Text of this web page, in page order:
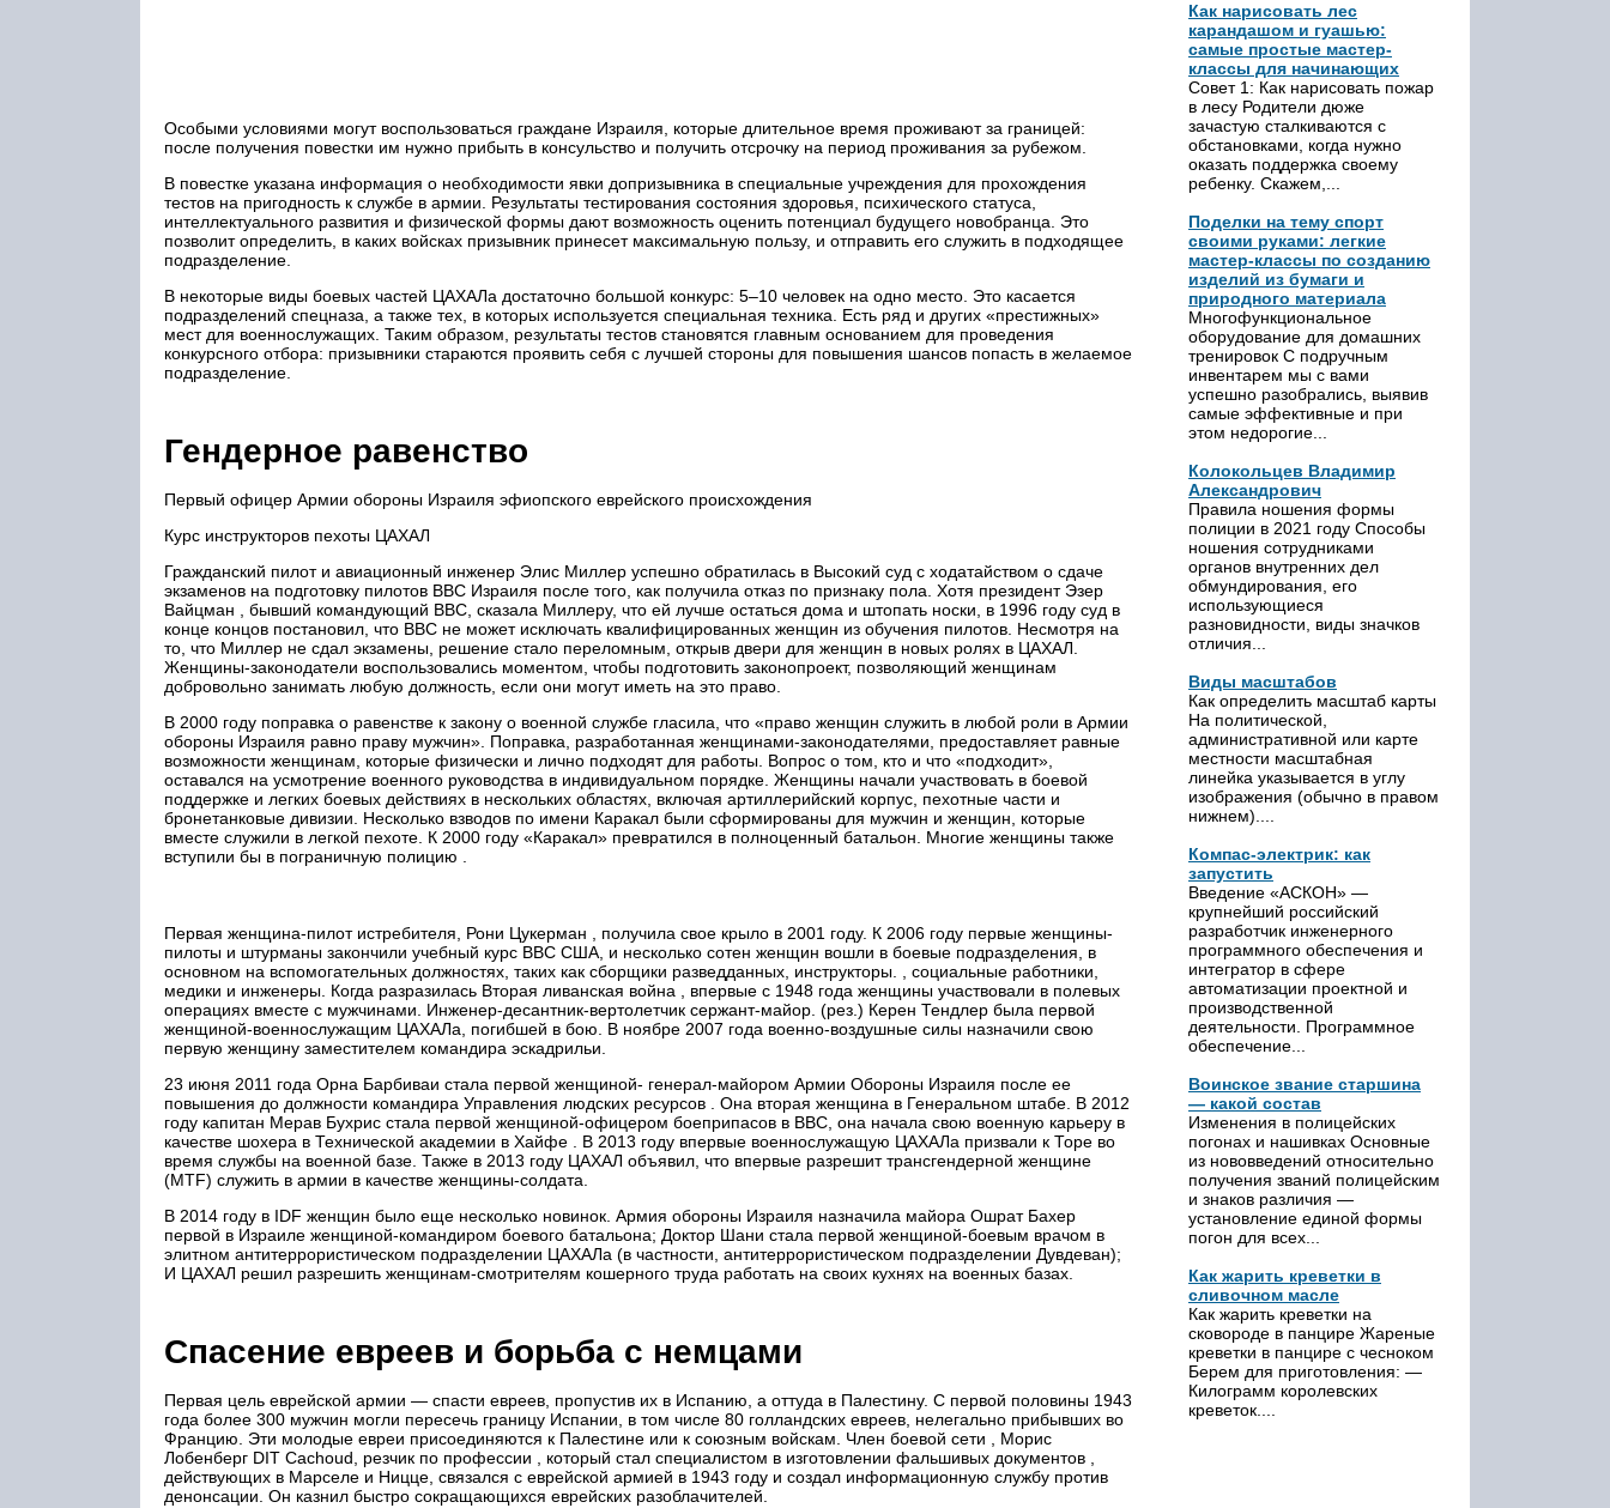
Особыми условиями могут воспользоваться граждане Израиля, которые длительное время проживают за границей:
после получения повестки им нужно прибыть в консульство и получить отсрочку на период проживания за рубежом.
В повестке указана информация о необходимости явки допризывника в специальные учреждения для прохождения
тестов на пригодность к службе в армии. Результаты тестирования состояния здоровья, психического статуса,
интеллектуального развития и физической формы дают возможность оценить потенциал будущего новобранца. Это
позволит определить, в каких войсках призывник принесет максимальную пользу, и отправить его служить в подходящее
подразделение.
В некоторые виды боевых частей ЦАХАЛа достаточно большой конкурс: 5–10 человек на одно место. Это касается
подразделений спецназа, а также тех, в которых используется специальная техника. Есть ряд и других «престижных»
мест для военнослужащих. Таким образом, результаты тестов становятся главным основанием для проведения
конкурсного отбора: призывники стараются проявить себя с лучшей стороны для повышения шансов попасть в желаемое
подразделение.
Гендерное равенство
Первый офицер Армии обороны Израиля эфиопского еврейского происхождения
Курс инструкторов пехоты ЦАХАЛ
Гражданский пилот и авиационный инженер Элис Миллер успешно обратилась в Высокий суд с ходатайством о сдаче
экзаменов на подготовку пилотов ВВС Израиля после того, как получила отказ по признаку пола. Хотя президент Эзер
Вайцман , бывший командующий ВВС, сказала Миллеру, что ей лучше остаться дома и штопать носки, в 1996 году суд в
конце концов постановил, что ВВС не может исключать квалифицированных женщин из обучения пилотов. Несмотря на
то, что Миллер не сдал экзамены, решение стало переломным, открыв двери для женщин в новых ролях в ЦАХАЛ.
Женщины-законодатели воспользовались моментом, чтобы подготовить законопроект, позволяющий женщинам
добровольно занимать любую должность, если они могут иметь на это право.
В 2000 году поправка о равенстве к закону о военной службе гласила, что «право женщин служить в любой роли в Армии
обороны Израиля равно праву мужчин». Поправка, разработанная женщинами-законодателями, предоставляет равные
возможности женщинам, которые физически и лично подходят для работы. Вопрос о том, кто и что «подходит»,
оставался на усмотрение военного руководства в индивидуальном порядке. Женщины начали участвовать в боевой
поддержке и легких боевых действиях в нескольких областях, включая артиллерийский корпус, пехотные части и
бронетанковые дивизии. Несколько взводов по имени Каракал были сформированы для мужчин и женщин, которые
вместе служили в легкой пехоте. К 2000 году «Каракал» превратился в полноценный батальон. Многие женщины также
вступили бы в пограничную полицию .
Первая женщина-пилот истребителя, Рони Цукерман , получила свое крыло в 2001 году. К 2006 году первые женщины-
пилоты и штурманы закончили учебный курс ВВС США, и несколько сотен женщин вошли в боевые подразделения, в
основном на вспомогательных должностях, таких как сборщики разведданных, инструкторы. , социальные работники,
медики и инженеры. Когда разразилась Вторая ливанская война , впервые с 1948 года женщины участвовали в полевых
операциях вместе с мужчинами. Инженер-десантник-вертолетчик сержант-майор. (рез.) Керен Тендлер была первой
женщиной-военнослужащим ЦАХАЛа, погибшей в бою. В ноябре 2007 года военно-воздушные силы назначили свою
первую женщину заместителем командира эскадрильи.
23 июня 2011 года Орна Барбиваи стала первой женщиной- генерал-майором Армии Обороны Израиля после ее
повышения до должности командира Управления людских ресурсов . Она вторая женщина в Генеральном штабе. В 2012
году капитан Мерав Бухрис стала первой женщиной-офицером боеприпасов в ВВС, она начала свою военную карьеру в
качестве шохера в Технической академии в Хайфе . В 2013 году впервые военнослужащую ЦАХАЛа призвали к Торе во
время службы на военной базе. Также в 2013 году ЦАХАЛ объявил, что впервые разрешит трансгендерной женщине
(MTF) служить в армии в качестве женщины-солдата.
В 2014 году в IDF женщин было еще несколько новинок. Армия обороны Израиля назначила майора Ошрат Бахер
первой в Израиле женщиной-командиром боевого батальона; Доктор Шани стала первой женщиной-боевым врачом в
элитном антитеррористическом подразделении ЦАХАЛа (в частности, антитеррористическом подразделении Дувдеван);
И ЦАХАЛ решил разрешить женщинам-смотрителям кошерного труда работать на своих кухнях на военных базах.
Спасение евреев и борьба с немцами
Первая цель еврейской армии — спасти евреев, пропустив их в Испанию, а оттуда в Палестину. С первой половины 1943
года более 300 мужчин могли пересечь границу Испании, в том числе 80 голландских евреев, нелегально прибывших во
Францию. Эти молодые евреи присоединяются к Палестине или к союзным войскам. Член боевой сети , Морис
Лобенберг DIT Cachoud, резчик по профессии , который стал специалистом в изготовлении фальшивых документов ,
действующих в Марселе и Ницце, связался с еврейской армией в 1943 году и создал информационную службу против
денонсации. Он казнил быстро сокращающихся еврейских разоблачителей.
Как нарисовать лес
карандашом и гуашью:
самые простые мастер-
классы для начинающих
Совет 1: Как нарисовать пожар
в лесу Родители дюже
зачастую сталкиваются с
обстановками, когда нужно
оказать поддержка своему
ребенку. Скажем,...
Поделки на тему спорт
своими руками: легкие
мастер-классы по созданию
изделий из бумаги и
природного материала
Многофункциональное
оборудование для домашних
тренировок С подручным
инвентарем мы с вами
успешно разобрались, выявив
самые эффективные и при
этом недорогие...
Колокольцев Владимир
Александрович
Правила ношения формы
полиции в 2021 году Способы
ношения сотрудниками
органов внутренних дел
обмундирования, его
использующиеся
разновидности, виды значков
отличия...
Виды масштабов
Как определить масштаб карты
На политической,
административной или карте
местности масштабная
линейка указывается в углу
изображения (обычно в правом
нижнем)....
Компас-электрик: как
запустить
Введение «АСКОН» —
крупнейший российский
разработчик инженерного
программного обеспечения и
интегратор в сфере
автоматизации проектной и
производственной
деятельности. Программное
обеспечение...
Воинское звание старшина
— какой состав
Изменения в полицейских
погонах и нашивках Основные
из нововведений относительно
получения званий полицейским
и знаков различия —
установление единой формы
погон для всех...
Как жарить креветки в
сливочном масле
Как жарить креветки на
сковороде в панцире Жареные
креветки в панцире с чесноком
Берем для приготовления: —
Килограмм королевских
креветок....